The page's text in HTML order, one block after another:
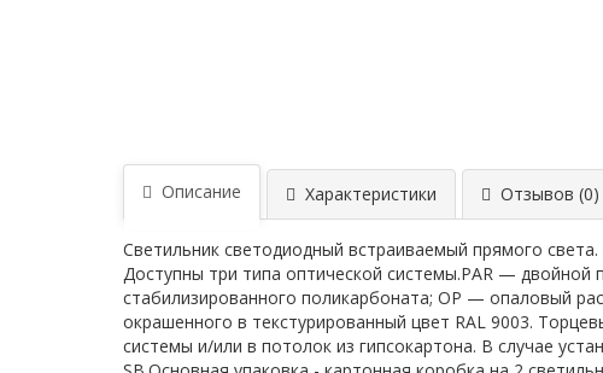
Описание Характеристики Отзывов (0)
Светильник светодиодный встраиваемый прямого
Доступны три типа оптической системы.PAR — двойной
стабилизированного поликарбоната; OP — опаловый
окрашенного в текстурированный цвет RAL 9003.
системы и/или в потолок из гипсокартона. В случае